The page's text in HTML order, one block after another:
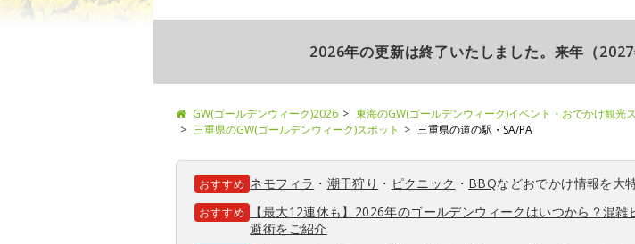
2026年の更新は終了いたしました。来年（
GW(ゴールデンウィーク)2026 東海のGW(ゴールデンウィーク)イベント・おでかけ観光
三重県のGW(ゴールデンウィーク)スポット
三重県の道の駅・SA/PA
おすすめ ネモフィラ ・ 潮干狩り ・ ピクニック ・ BBQなどおでかけ情報を大
おすすめ
【最大12連休も】2026年のゴールデンウィークはいつから？混雑
避術をご紹介